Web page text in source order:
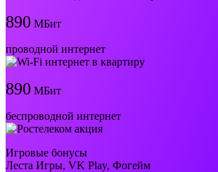
890 МБит
проводной интернет
890 МБит
беспроводной интернет
Игровые бонусы
Леста Игры, VK Play, Фогейм